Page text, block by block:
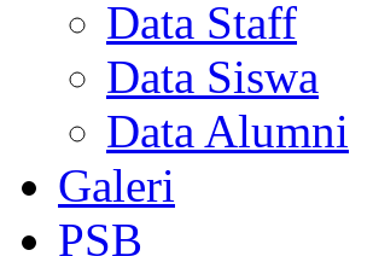
Data Staff
Data Siswa
Data Alumni
Galeri
PSB